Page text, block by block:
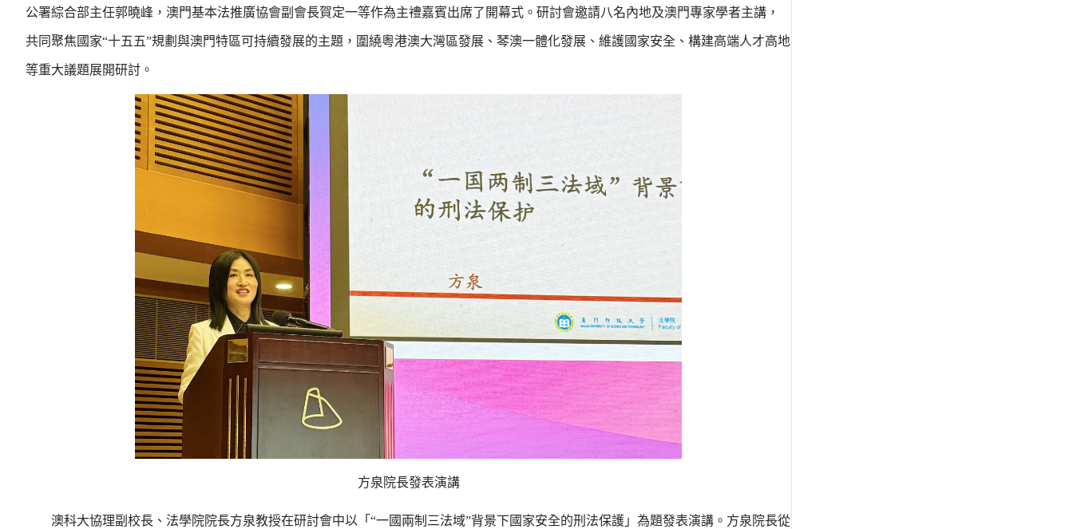
公署綜合部主任郭曉峰，澳門基本法推廣協會副會長賀定一等作為主禮嘉賓出席了開幕式。研討會邀請八名內地及澳門專家學者主講，
共同聚焦國家“十五五”規劃與澳門特區可持續發展的主題，圍繞粵港澳大灣區發展、琴澳一體化發展、維護國家安全、構建高端人才高地
等重大議題展開研討。
方泉院長發表演講
澳科大協理副校長、法學院院長方泉教授在研討會中以「“一國兩制三法域”背景下國家安全的刑法保護」為題發表演講。方泉院長從